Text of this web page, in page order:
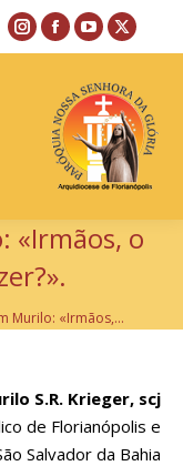
Instagram
page
new
window
Facebook
page
opens
in
new
window
YouTube
page
opens
in
new
window
X
page
in
new
«Irmãos, o
Murilo: «Irmãos,…
S.R. Krieger, scj
de Florianópolis e
Salvador da Bahia